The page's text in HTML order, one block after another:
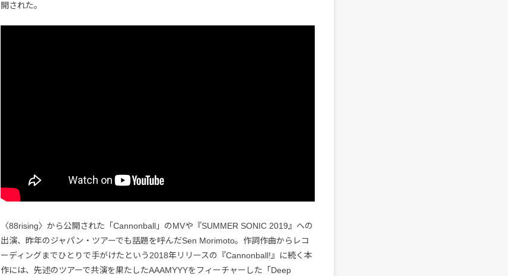
開された。
〈88rising〉から公開された「Cannonball」のMVや『SUMMER SONIC 2019』への
出演、昨年のジャパン・ツアーでも話題を呼んだSen Morimoto。作詞作曲からレコ
ーディングまでひとりで手がけたという2018年リリースの『Cannonball!』に続く本
作には、先述のツアーで共演を果たしたAAAMYYYをフィーチャーした「Deep